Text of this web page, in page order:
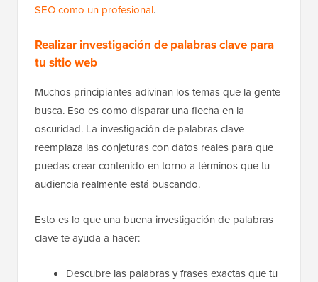
SEO como un profesional.
Realizar investigación de palabras clave para
tu sitio web
Muchos principiantes adivinan los temas que la gente
busca. Eso es como disparar una flecha en la
oscuridad. La investigación de palabras clave
reemplaza las conjeturas con datos reales para que
puedas crear contenido en torno a términos que tu
audiencia realmente está buscando.
Esto es lo que una buena investigación de palabras
clave te ayuda a hacer:
Descubre las palabras y frases exactas que tu